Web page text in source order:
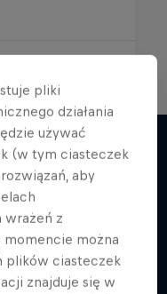
pliki
działania
używać
(w tym ciasteczek
aby
wrażeń z
można
plików ciasteczek
znajduje się w